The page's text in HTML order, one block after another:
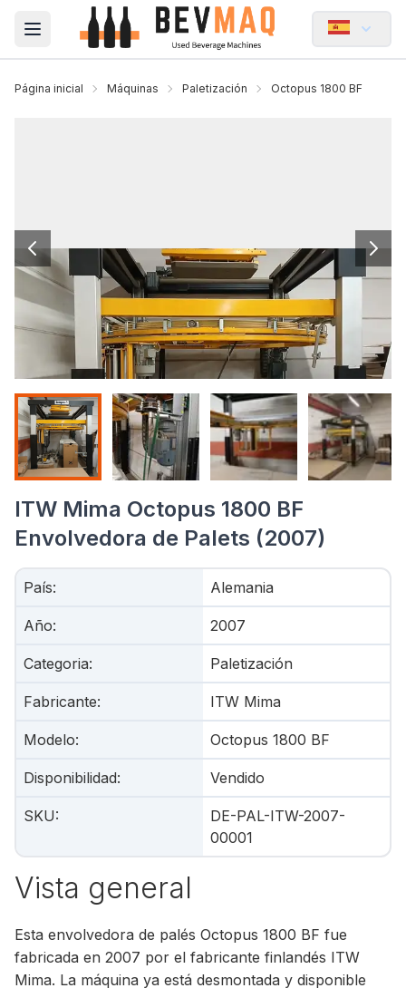
Open main menu
Página inicial Máquinas Paletización Octopus 1800 BF
ITW Mima Octopus 1800 BF
Envolvedora de Palets (2007)
País: Alemania
Año: 2007
Categoria: Paletización
Fabricante: ITW Mima
Modelo: Octopus 1800 BF
Disponibilidad: Vendido
SKU:
DE-PAL-ITW-2007-
00001
Vista general
Esta envolvedora de palés Octopus 1800 BF fue
fabricada en 2007 por el fabricante finlandés ITW
Mima. La máquina ya está desmontada y disponible